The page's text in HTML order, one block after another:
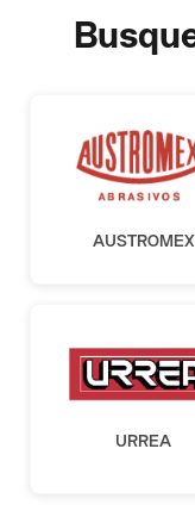
AUSTROMEX
URREA